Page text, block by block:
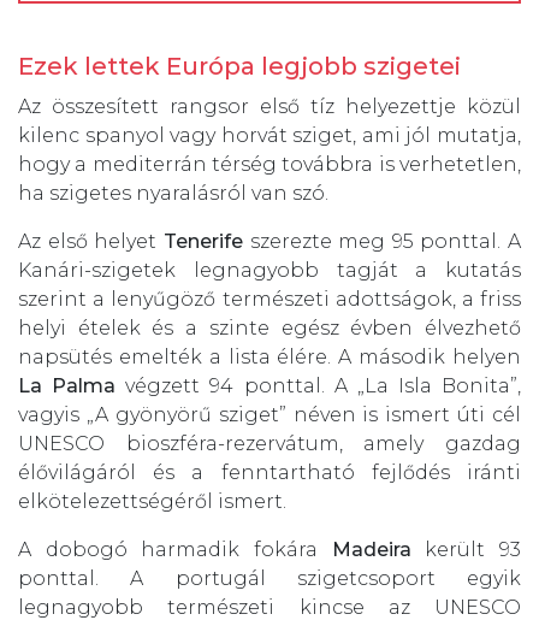
Ezek lettek Európa legjobb szigetei
Az összesített rangsor első tíz helyezettje közül
kilenc spanyol vagy horvát sziget, ami jól mutatja,
hogy a mediterrán térség továbbra is verhetetlen,
ha szigetes nyaralásról van szó.
Az első helyet Tenerifeszerezte meg 95 ponttal. A
Kanári-szigetek legnagyobb tagját a kutatás
szerint a lenyűgöző természeti adottságok, a friss
helyi ételek és a szinte egész évben élvezhető
napsütés emelték a lista élére. A második helyen
La Palma végzett 94 ponttal. A „La Isla Bonita”,
vagyis „A gyönyörű sziget” néven is ismert úti cél
UNESCO bioszféra-rezervátum, amely gazdag
élővilágáról és a fenntartható fejlődés iránti
elkötelezettségéről ismert.
A dobogó harmadik fokára Madeira került 93
ponttal. A portugál szigetcsoport egyik
legnagyobb természeti kincse az UNESCO